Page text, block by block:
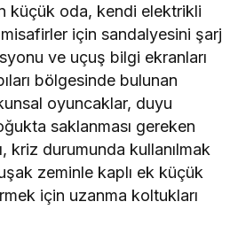
küçük oda, kendi elektrikli
için sandalyesini şarj
ve uçuş bilgi ekranları
bölgesinde bulunan
oyuncaklar, duyu
saklanması gereken
kriz durumunda kullanılmak
zeminle kaplı ek küçük
için uzanma koltukları